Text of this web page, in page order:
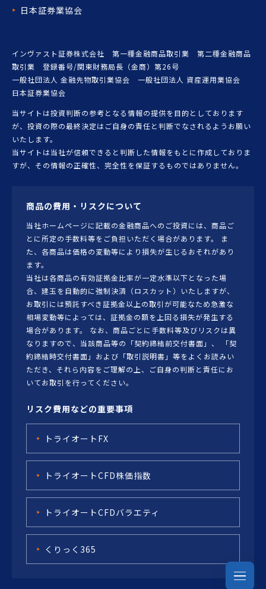
日本証券業協会
インヴァスト証券株式会社 第一種金融商品取引業 第二種金融商品
取引業 登録番号/関東財務局長（金商）第26号
一般社団法人 金融先物取引業協会 一般社団法人 資産運用業協会
日本証券業協会
当サイトは投資判断の参考となる情報の提供を目的としております
が、投資の際の最終決定はご自身の責任と判断でなされるようお願い
いたします。
当サイトは当社が信頼できると判断した情報をもとに作成しておりま
すが、その情報の正確性、完全性を保証するものではありません。
商品の費用・リスクについて
当社ホームページに記載の金融商品へのご投資には、商品ご
とに所定の手数料等をご負担いただく場合があります。 ま
た、各商品は価格の変動等により損失が生じるおそれがあり
ます。
当社は各商品の有効証拠金比率が一定水準以下となった場
合、建玉を自動的に強制決済（ロスカット）いたしますが、
お取引には預託すべき証拠金以上の取引が可能なため急激な
相場変動等によっては、証拠金の額を上回る損失が発生する
場合があります。 なお、商品ごとに手数料等及びリスクは異
なりますので、当該商品等の「契約締結前交付書面」、 「契
約締結時交付書面」および「取引説明書」等をよくお読みい
ただき、それら内容をご理解の上、ご自身の判断と責任にお
いてお取引を行ってください。
リスク費用などの重要事項
トライオートFX
トライオートCFD株価指数
トライオートCFDバラエティ
くりっく365